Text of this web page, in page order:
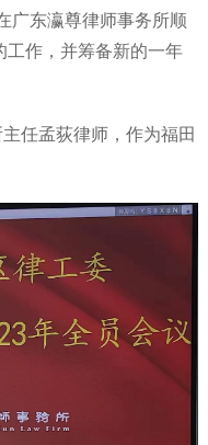
广东瀛尊律师事务所顺
工作，并筹备新的一年
任孟荻律师，作为福田